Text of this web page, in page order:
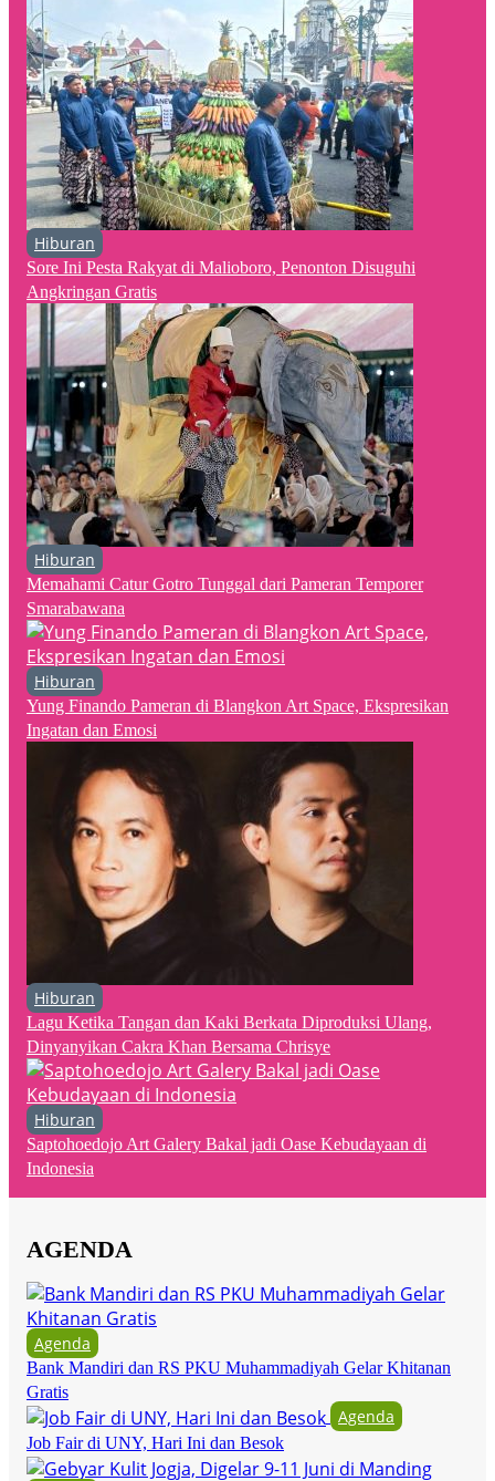
Hiburan
Sore Ini Pesta Rakyat di Malioboro, Penonton Disuguhi
Angkringan Gratis
Hiburan
Memahami Catur Gotro Tunggal dari Pameran Temporer
Smarabawana
Hiburan
Yung Finando Pameran di Blangkon Art Space, Ekspresikan
Ingatan dan Emosi
Hiburan
Lagu Ketika Tangan dan Kaki Berkata Diproduksi Ulang,
Dinyanyikan Cakra Khan Bersama Chrisye
Hiburan
Saptohoedojo Art Galery Bakal jadi Oase Kebudayaan di
Indonesia
AGENDA
Agenda
Bank Mandiri dan RS PKU Muhammadiyah Gelar Khitanan
Gratis
Agenda
Job Fair di UNY, Hari Ini dan Besok